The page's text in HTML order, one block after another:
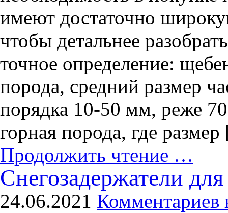
имеют достаточно
чтобы детальнее
точное определение:
порода, средний размер
порядка 10-50 мм, реже
горная порода, где
Продолжить чтение …
Снегозадержатели
24.06.2021 Комментариев